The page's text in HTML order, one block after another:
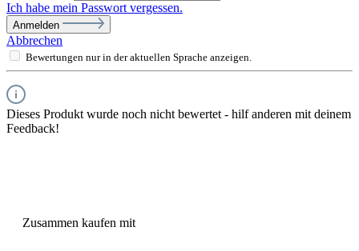
Ich habe mein Passwort vergessen.
Anmelden
Abbrechen
Bewertungen nur in der aktuellen Sprache anzeigen.
Dieses Produkt wurde noch nicht bewertet - hilf anderen mit deinem
Feedback!
Zusammen kaufen mit